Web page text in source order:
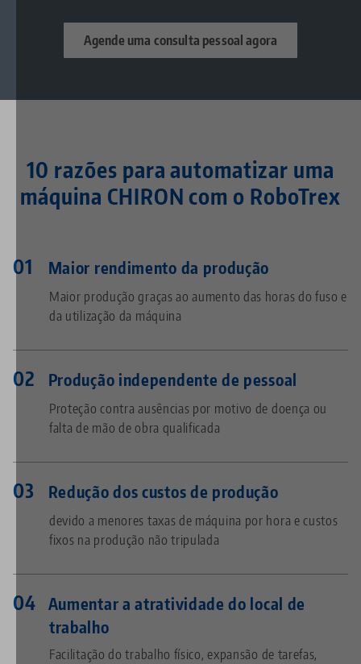
Agende uma consulta pessoal agora
10 razões para automatizar uma
máquina CHIRON com o RoboTrex
Maior rendimento da produção
Maior produção graças ao aumento das horas do fuso e
da utilização da máquina
Produção independente de pessoal
Proteção contra ausências por motivo de doença ou
falta de mão de obra qualificada
Redução dos custos de produção
devido a menores taxas de máquina por hora e custos
fixos na produção não tripulada
Aumentar a atratividade do local de
trabalho
Facilitação do trabalho físico, expansão de tarefas,